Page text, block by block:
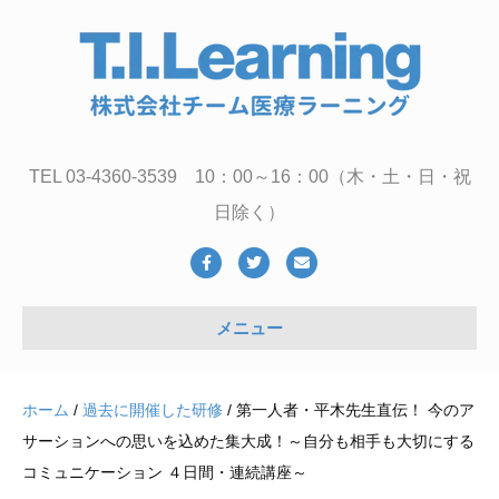
TEL 03-4360-3539 10：00～16：00（木・土・日・祝
日除く）
FacebookTwitterEmail
メニュー
ホーム / 過去に開催した研修 / 第一人者・平木先生直伝！ 今のア
サーションへの思いを込めた集大成！～自分も相手も大切にする
コミュニケーション ４日間・連続講座～